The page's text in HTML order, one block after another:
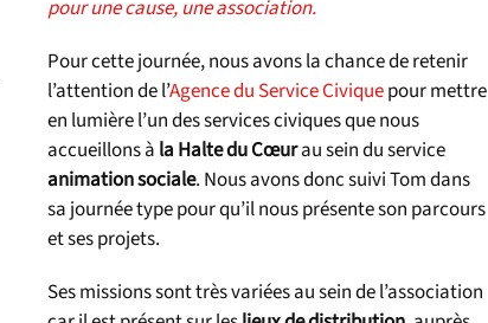
pour une cause, une association.
Pour cette journée, nous avons la chance de retenir
l’attention de l’Agence du Service Civiquepour mettre
en lumière l’un des services civiques que nous
accueillons à la Halte du Cœurau sein du service
animation sociale. Nous avons donc suivi Tom dans
sa journée type pour qu’il nous présente son parcours
et ses projets.
Ses missions sont très variées au sein de l’association